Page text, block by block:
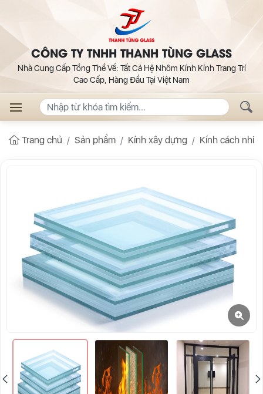
CÔNG TY TNHH THANH TÙNG GLASS
Nhà Cung Cấp Tổng Thể Về: Tất Cả Hệ Nhôm Kính Kính Trang Trí
Cao Cấp, Hàng Đầu Tại Việt Nam
Trang chủ Sản phẩm Kính xây dựng Kính cách